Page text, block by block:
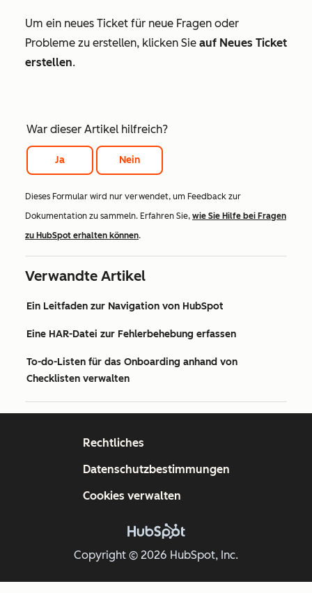
Um ein neues Ticket für neue Fragen oder
Probleme zu erstellen, klicken Sie auf Neues Ticket
erstellen.
War dieser Artikel hilfreich?
Ja Nein
Dieses Formular wird nur verwendet, um Feedback zur
Dokumentation zu sammeln. Erfahren Sie, wie Sie Hilfe bei Fragen
zu HubSpot erhalten können.
Verwandte Artikel
Ein Leitfaden zur Navigation von HubSpot
Eine HAR-Datei zur Fehlerbehebung erfassen
To-do-Listen für das Onboarding anhand von
Checklisten verwalten
Copyright © 2026 HubSpot, Inc.
Rechtliches
Datenschutzbestimmungen
Cookies verwalten